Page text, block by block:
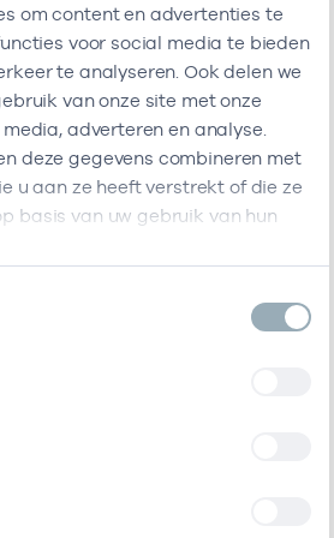
om content en advertenties te
voor social media te bieden
te analyseren. Ook delen we
van onze site met onze
adverteren en analyse.
deze gegevens combineren met
u aan ze heeft verstrekt of die ze
basis van uw gebruik van hun
de volgende vestigingen
werken de volgende
heeft een relatie met de